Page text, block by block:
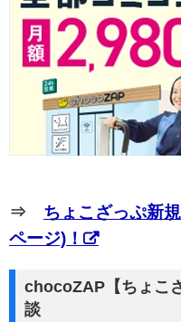
⇒ ちょこざっぷ新
ページ)！
chocoZAP【ちょこ
談